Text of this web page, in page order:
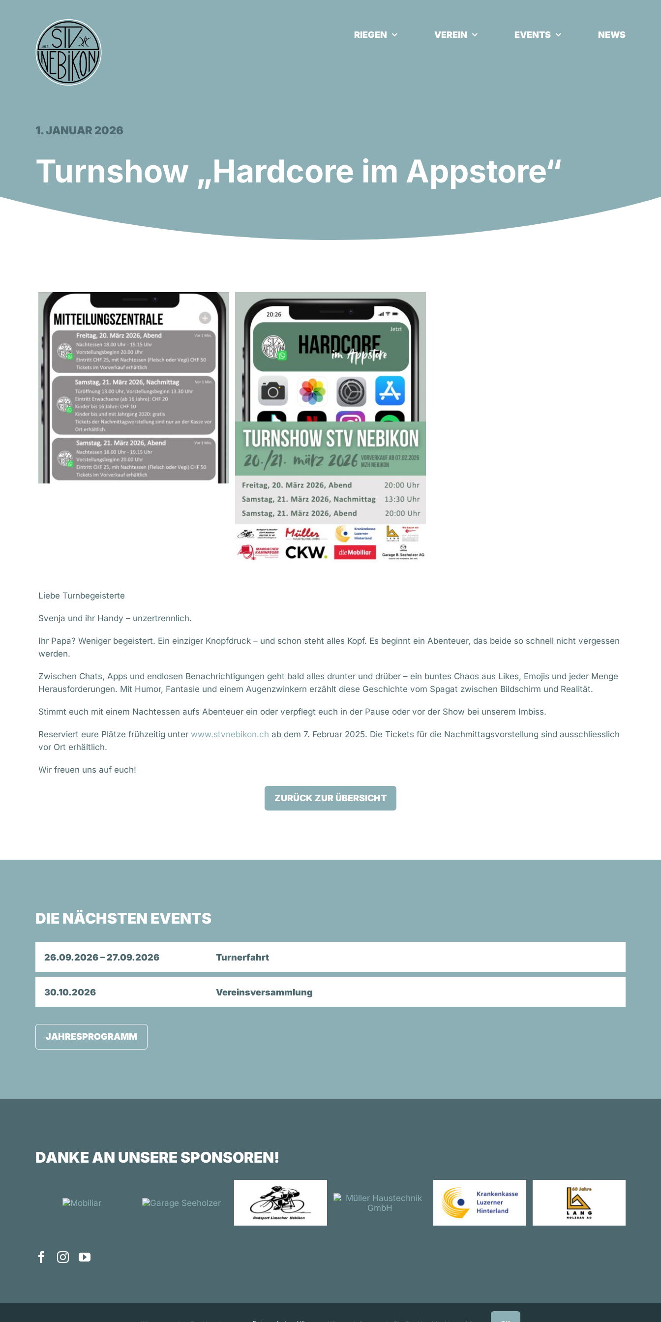
RIEGEN VEREIN EVENTS NEWS
1. JANUAR 2026
Turnshow „Hardcore im Appstore“
Liebe Turnbegeisterte
Svenja und ihr Handy – unzertrennlich.
Ihr Papa? Weniger begeistert. Ein einziger Knopfdruck – und schon steht alles Kopf. Es beginnt ein Abenteuer, das beide so schnell nicht vergessen
werden.
Zwischen Chats, Apps und endlosen Benachrichtigungen geht bald alles drunter und drüber – ein buntes Chaos aus Likes, Emojis und jeder Menge
Herausforderungen. Mit Humor, Fantasie und einem Augenzwinkern erzählt diese Geschichte vom Spagat zwischen Bildschirm und Realität.
Stimmt euch mit einem Nachtessen aufs Abenteuer ein oder verpflegt euch in der Pause oder vor der Show bei unserem Imbiss.
Reserviert eure Plätze frühzeitig unter www.stvnebikon.ch ab dem 7. Februar 2025. Die Tickets für die Nachmittagsvorstellung sind ausschliesslich
vor Ort erhältlich.
Wir freuen uns auf euch!
ZURÜCK ZUR ÜBERSICHT
DIE NÄCHSTEN EVENTS
26.09.2026 – 27.09.2026 Turnerfahrt
30.10.2026 Vereinsversammlung
JAHRESPROGRAMM
DANKE AN UNSERE SPONSOREN!